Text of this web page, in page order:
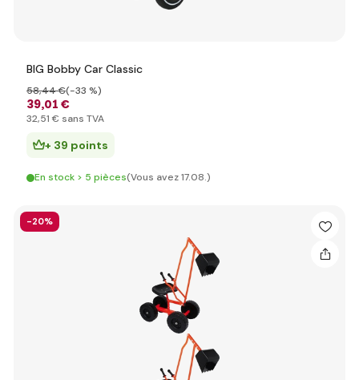
BIG Bobby Car Classic
39,01 €
58,44 €(-33 %)
32,51 € sans TVA
+ 39 points
En stock > 5 pièces(Vous avez 17.08.)
-20%